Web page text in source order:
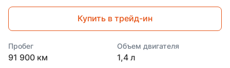
Купить в трейд-ин
Пробег
91 900 км
Объем двигателя
1,4 л